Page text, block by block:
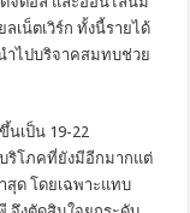
เน็ตเวิร์ก ทั้งนี้รายได้
ำไปบริจาคสมทบช่วย
นเป็น 19-22
ริโภคที่ยังมีอีกมากแต่
ด โดยเฉพาะแทบ